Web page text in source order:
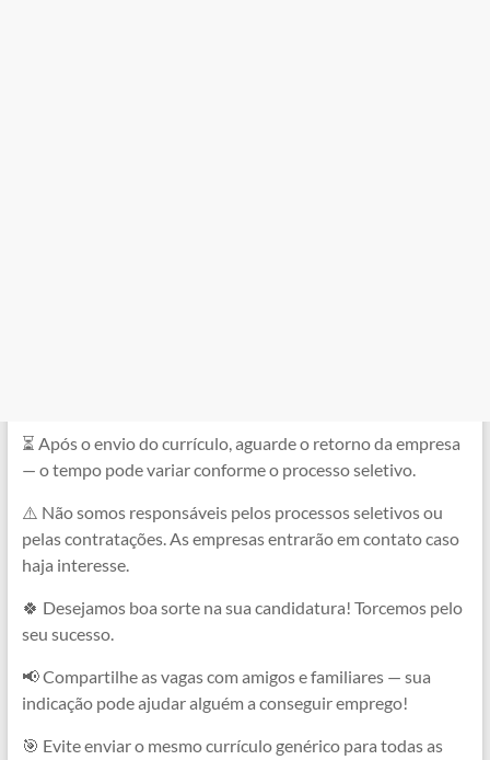
⏳ Após o envio do currículo, aguarde o retorno da empresa
— o tempo pode variar conforme o processo seletivo.
⚠️ Não somos responsáveis pelos processos seletivos ou
pelas contratações. As empresas entrarão em contato caso
haja interesse.
🍀 Desejamos boa sorte na sua candidatura! Torcemos pelo
seu sucesso.
📢 Compartilhe as vagas com amigos e familiares — sua
indicação pode ajudar alguém a conseguir emprego!
🎯 Evite enviar o mesmo currículo genérico para todas as